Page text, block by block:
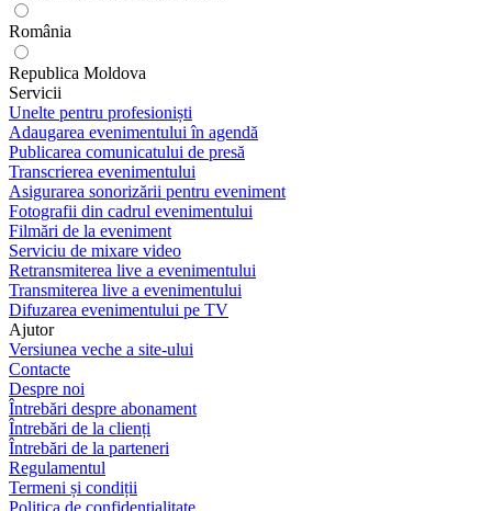
România
Republica Moldova
Servicii
Unelte pentru profesioniști
Adaugarea evenimentului în agendă
Publicarea comunicatului de presă
Transcrierea evenimentului
Asigurarea sonorizării pentru eveniment
Fotografii din cadrul evenimentului
Filmări de la eveniment
Serviciu de mixare video
Retransmiterea live a evenimentului
Transmiterea live a evenimentului
Difuzarea evenimentului pe TV
Ajutor
Versiunea veche a site-ului
Contacte
Despre noi
Întrebări despre abonament
Întrebări de la clienți
Întrebări de la parteneri
Regulamentul
Termeni și condiții
Politica de confidențialitate